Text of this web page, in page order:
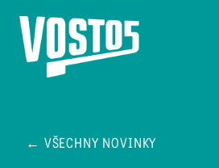
← VŠECHNY NOVINKY